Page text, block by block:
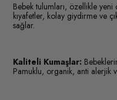
Bebek tulumları, özellikle
kıyafetler, kolay giydirme ve
sağlar.
Kaliteli Kumaşlar:
Pamuklu, organik, anti alerjik